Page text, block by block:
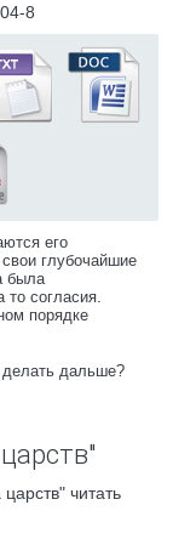
8
его
глубочайшие
была
то согласия.
порядке
делать дальше?
читать